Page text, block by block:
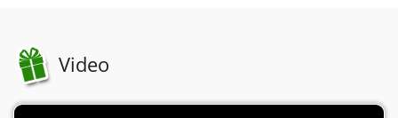
Video